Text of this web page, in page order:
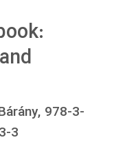
978-3-
3